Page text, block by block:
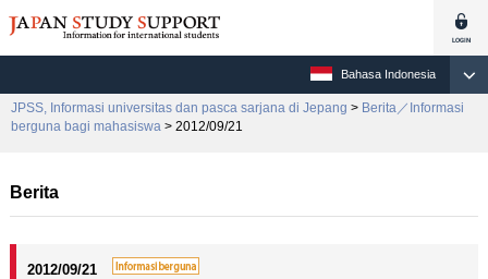
Bahasa Indonesia
JPSS, Informasi universitas dan pasca sarjana di Jepang > Berita／Informasi
berguna bagi mahasiswa > 2012/09/21
Berita
2012/09/21